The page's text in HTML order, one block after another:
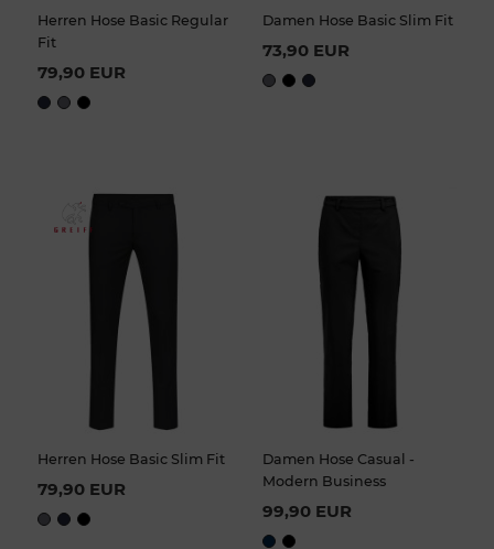
Herren Hose Basic Regular
Fit
79,90 EUR
Damen Hose Basic Slim Fit
73,90 EUR
Herren Hose Basic Slim Fit
79,90 EUR
Damen Hose Casual -
Modern Business
99,90 EUR